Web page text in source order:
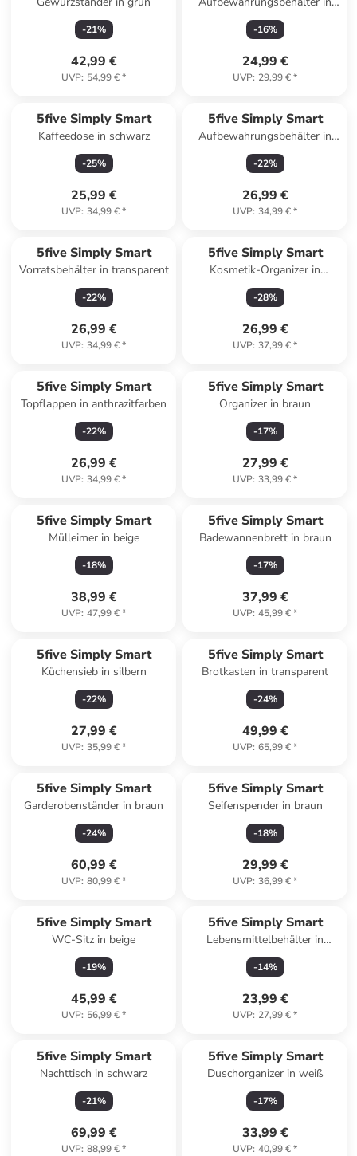
-21%
42,99 €
UVP: 54,99 €*
grün
-16%
24,99 €
UVP: 29,99 €*
5five Simply Smart
Kaffeedose in schwarz
-25%
25,99 €
UVP: 34,99 €*
5five Simply Smart
Aufbewahrungsbehälter in
grün
-22%
26,99 €
UVP: 34,99 €*
5five Simply Smart
Vorratsbehälter in transparent
-22%
26,99 €
UVP: 34,99 €*
5five Simply Smart
Kosmetik-Organizer in
transparent
-28%
26,99 €
UVP: 37,99 €*
5five Simply Smart
Topflappen in anthrazitfarben
-22%
26,99 €
UVP: 34,99 €*
5five Simply Smart
Organizer in braun
-17%
27,99 €
UVP: 33,99 €*
5five Simply Smart
Mülleimer in beige
-18%
38,99 €
UVP: 47,99 €*
5five Simply Smart
Badewannenbrett in braun
-17%
37,99 €
UVP: 45,99 €*
5five Simply Smart
Küchensieb in silbern
-22%
27,99 €
UVP: 35,99 €*
5five Simply Smart
Brotkasten in transparent
-24%
49,99 €
UVP: 65,99 €*
5five Simply Smart
Garderobenständer in braun
-24%
60,99 €
UVP: 80,99 €*
5five Simply Smart
Seifenspender in braun
-18%
29,99 €
UVP: 36,99 €*
5five Simply Smart
WC-Sitz in beige
-19%
45,99 €
UVP: 56,99 €*
5five Simply Smart
Lebensmittelbehälter in
transparent
-14%
23,99 €
UVP: 27,99 €*
5five Simply Smart
Nachttisch in schwarz
-21%
69,99 €
UVP: 88,99 €*
5five Simply Smart
Duschorganizer in weiß
-17%
33,99 €
UVP: 40,99 €*